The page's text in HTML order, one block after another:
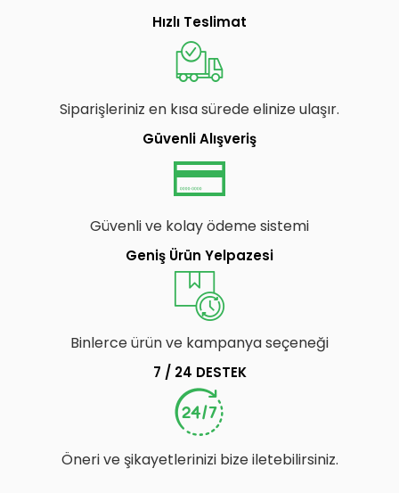
Hızlı Teslimat
Siparişleriniz en kısa sürede elinize ulaşır.
Güvenli Alışveriş
Güvenli ve kolay ödeme sistemi
Geniş Ürün Yelpazesi
Binlerce ürün ve kampanya seçeneği
7 / 24 DESTEK
Öneri ve şikayetlerinizi bize iletebilirsiniz.